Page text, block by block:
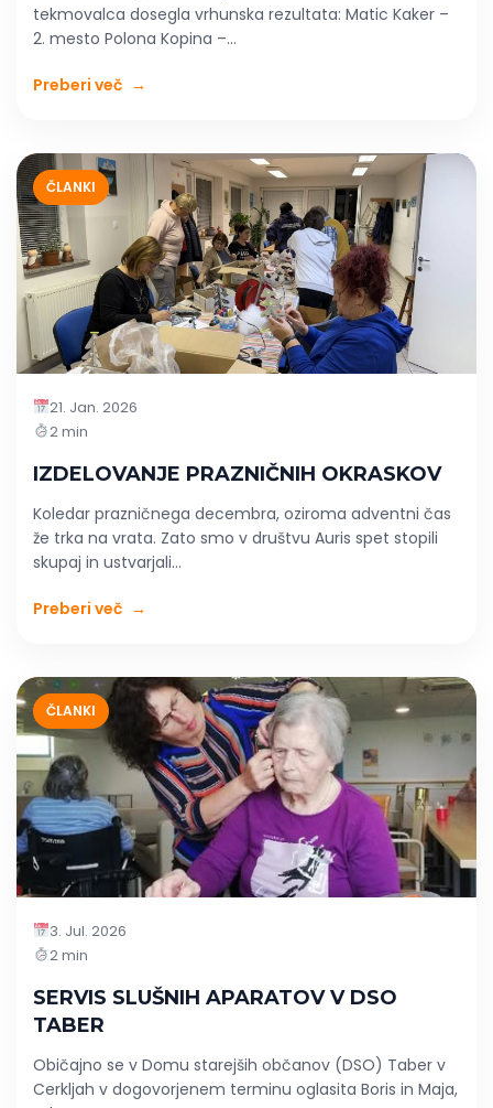
tekmovalca dosegla vrhunska rezultata: Matic Kaker –
2. mesto Polona Kopina –...
Preberi več →
ČLANKI
21. Jan. 2026
2 min
IZDELOVANJE PRAZNIČNIH OKRASKOV
Koledar prazničnega decembra, oziroma adventni čas
že trka na vrata. Zato smo v društvu Auris spet stopili
skupaj in ustvarjali...
Preberi več →
ČLANKI
3. Jul. 2026
2 min
SERVIS SLUŠNIH APARATOV V DSO
TABER
Običajno se v Domu starejših občanov (DSO) Taber v
Cerkljah v dogovorjenem terminu oglasita Boris in Maja,